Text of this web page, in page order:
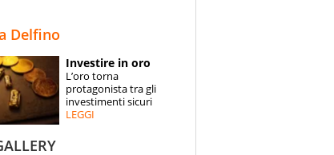
SPECIALI
ESPERTI
Delfino
Investire in oro
L’oro torna
protagonista tra gli
investimenti sicuri
LEGGI